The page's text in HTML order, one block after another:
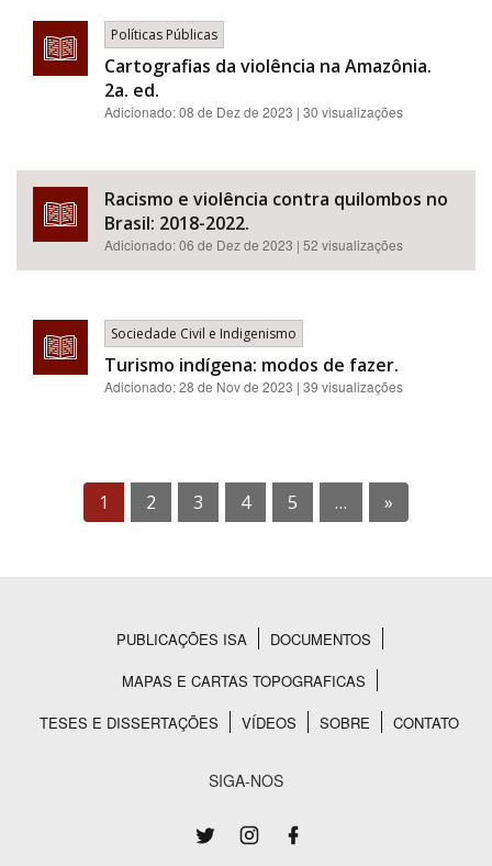
Políticas Públicas
Cartografias da violência na Amazônia.
2a. ed.
Adicionado:08 de Dez de 2023 | 30 visualizações
Racismo e violência contra quilombos no
Brasil: 2018-2022.
Adicionado:06 de Dez de 2023 | 52 visualizações
Sociedade Civil e Indigenismo
Turismo indígena: modos de fazer.
Adicionado:28 de Nov de 2023 | 39 visualizações
1 2 3 4 5 … »
Rodapé
PUBLICAÇÕES ISA
DOCUMENTOS
MAPAS E CARTAS TOPOGRAFICAS
TESES E DISSERTAÇÕES
VÍDEOS SOBRE CONTATO
SIGA-NOS